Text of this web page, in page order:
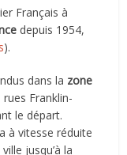
Français à
depuis 1954,
).
dans la zone
Franklin-
le départ.
à vitesse réduite
jusqu’à la